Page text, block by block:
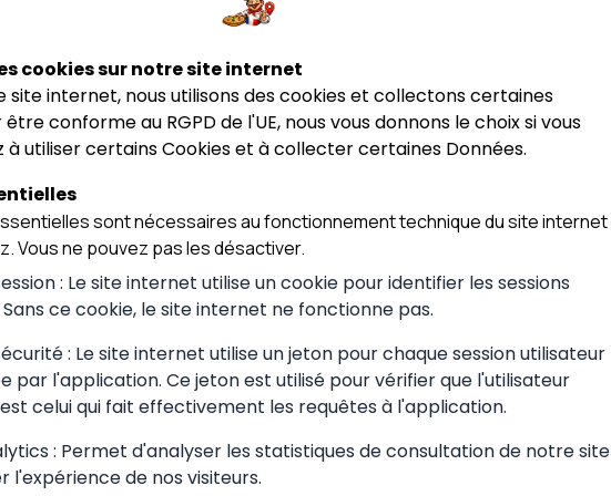
choisir à
dépend avant tout de l'occasion et
correspond un style de pizzéria
privilégiez les pizzérias
qualité. Pour un moment en
cookies sur notre site internet
site internet, nous utilisons des cookies et collectons certaines
conforme au RGPD de l'UE, nous vous donnons le choix si vous
à utiliser certains Cookies et à collecter certaines Données.
sont nécessaires au fonctionnement technique du site internet
Vous ne pouvez pas les désactiver.
: Le site internet utilise un cookie pour identifier les sessions
ce cookie, le site internet ne fonctionne pas.
: Le site internet utilise un jeton pour chaque session utilisateur
par l'application. Ce jeton est utilisé pour vérifier que l'utilisateur
celui qui fait effectivement les requêtes à l'application.
: Permet d'analyser les statistiques de consultation de notre site
l'expérience de nos visiteurs.